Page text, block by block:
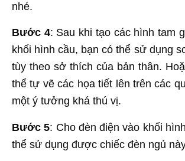
nhé.
Bước 4: Sau khi tạo các hình tam
khối hình cầu, bạn có thể sử dụng
tùy theo sở thích của bản thân.
thể tự vẽ các họa tiết lên trên các
một ý tưởng khá thú vị.
Bước 5: Cho đèn điện vào khối
thể sử dụng được chiếc đèn ngủ